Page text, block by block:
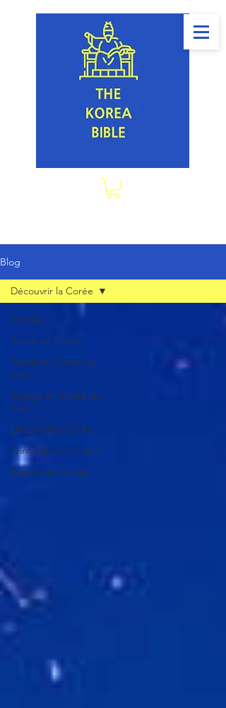
Blog
Articles
Stage en Corée
Travail en Corée du
Sud
Voyage en Corée du
Sud
Découvrir la Corée
Printemps en Corée
Saisons en Corée
Découvrir la Corée